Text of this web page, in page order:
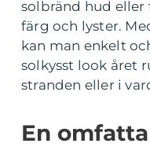
solbränd hud eller
färg och lyster.
kan man enkelt
solkysst look året
stranden eller i
En